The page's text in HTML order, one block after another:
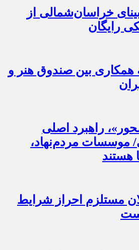
۵۰۰ نابینای خراسان‌شمالی از
رایگان
همکاری بین صندوق هنر و
راهبرد اصلی
موسسات مردم‌نهاد،
هستند
مستلزم احراز شرایط